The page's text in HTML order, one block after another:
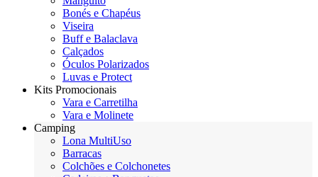
Bonés e Chapéus
Viseira
Buff e Balaclava
Calçados
Óculos Polarizados
Luvas e Protect
Kits Promocionais
Vara e Carretilha
Vara e Molinete
Camping
Lona MultiUso
Barracas
Colchões e Colchonetes